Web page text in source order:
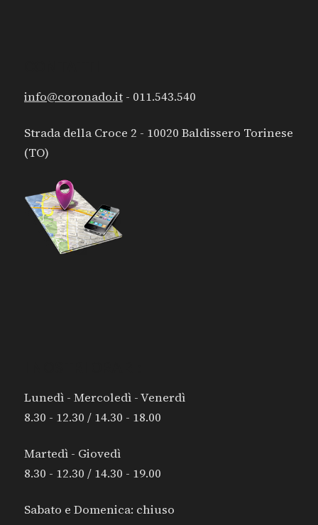
info@coronado.it- 011.543.540
Strada della Croce 2 - 10020 Baldissero Torinese
(TO)
Lunedì - Mercoledì - Venerdì
8.30 - 12.30 / 14.30 - 18.00
Martedì - Giovedì
8.30 - 12.30 / 14.30 - 19.00
Sabato e Domenica: chiuso